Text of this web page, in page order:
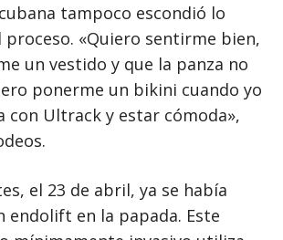
tampoco escondió lo
proceso. «Quiero sentirme bien,
un vestido y que la panza no
ponerme un bikini cuando yo
con Ultrack y estar cómoda»,
el 23 de abril, ya se había
endolift en la papada. Este